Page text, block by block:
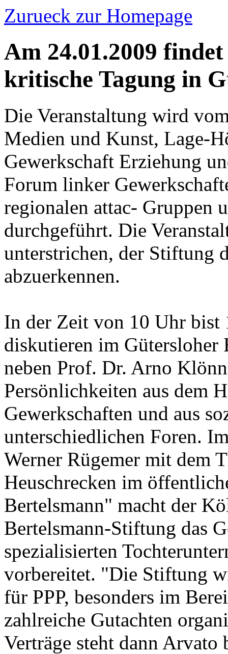
Zurueck zur Homepage
Am 24.01.2009
kritische Tagung in
Die Veranstaltung wird
Medien und Kunst, Lage-
Gewerkschaft Erziehung
Forum linker
regionalen attac- Gruppen
durchgeführt. Die
unterstrichen, der Stiftung
abzuerkennen.
In der Zeit von 10 Uhr
diskutieren im Gütersloher
neben Prof. Dr. Arno
Persönlichkeiten aus dem
Gewerkschaften und aus
unterschiedlichen Foren.
Werner Rügemer mit dem
Heuschrecken im
Bertelsmann" macht der
Bertelsmann-Stiftung das
spezialisierten
vorbereitet. "Die Stiftung
für PPP, besonders im
zahlreiche Gutachten
Verträge steht dann